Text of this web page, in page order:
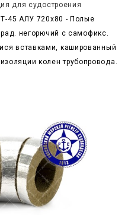
для судостроения
45 АЛУ 720x80 - Полые
негорючий c самофикс.
вставками, кашированный
колен трубопровода.